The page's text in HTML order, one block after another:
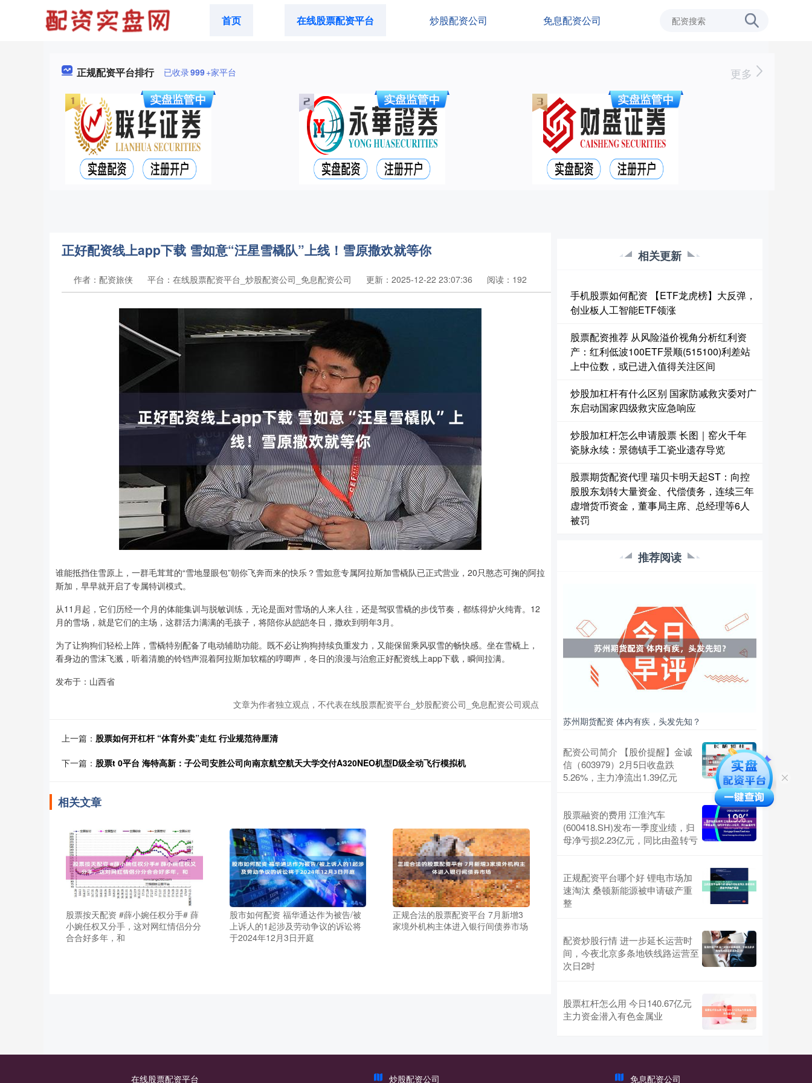
首页 在线股票配资平台 炒股配资公司 免息配资公司
正规配资平台排行 已收录999+家平台 更多
正好配资线上app下载 雪如意“汪星雪橇队”上线！雪原撒欢就等你
作者：配资旅侠 平台：在线股票配资平台_炒股配资公司_免息配资公司 更新：2025-12-22 23:07:36 阅读：192
谁能抵挡住雪原上，一群毛茸茸的“雪地显眼包”朝你飞奔而来的快乐？雪如意专属阿拉斯加雪橇队已正式营业，20只憨态可掬的阿拉
斯加，早早就开启了专属特训模式。
从11月起，它们历经一个月的体能集训与脱敏训练，无论是面对雪场的人来人往，还是驾驭雪橇的步伐节奏，都练得炉火纯青。12
月的雪场，就是它们的主场，这群活力满满的毛孩子，将陪你从皑皑冬日，撒欢到明年3月。
为了让狗狗们轻松上阵，雪橇特别配备了电动辅助功能。既不必让狗狗持续负重发力，又能保留乘风驭雪的畅快感。坐在雪橇上，
看身边的雪沫飞溅，听着清脆的铃铛声混着阿拉斯加软糯的哼唧声，冬日的浪漫与治愈正好配资线上app下载，瞬间拉满。
发布于：山西省
文章为作者独立观点，不代表在线股票配资平台_炒股配资公司_免息配资公司观点
上一篇： 股票如何开杠杆 “体育外卖”走红 行业规范待厘清
下一篇： 股票t 0平台 海特高新：子公司安胜公司向南京航空航天大学交付A320NEO机型D级全动飞行模拟机
相关文章
股票按天配资 #薛小婉任权分手# 薛
小婉任权又分手，这对网红情侣分分
合合好多年，和
股市如何配资 福华通达作为被告/被
上诉人的1起涉及劳动争议的诉讼将
于2024年12月3日开庭
正规合法的股票配资平台 7月新增3
家境外机构主体进入银行间债券市场
相关更新
手机股票如何配资 【ETF龙虎榜】大反弹，
创业板人工智能ETF领涨
股票配资推荐 从风险溢价视角分析红利资
产：红利低波100ETF景顺(515100)利差站
上中位数，或已进入值得关注区间
炒股加杠杆有什么区别 国家防减救灾委对广
东启动国家四级救灾应急响应
炒股加杠杆怎么申请股票 长图｜窑火千年
瓷脉永续：景德镇手工瓷业遗存导览
股票期货配资代理 瑞贝卡明天起ST：向控
股股东划转大量资金、代偿债务，连续三年
虚增货币资金，董事局主席、总经理等6人
被罚
推荐阅读
苏州期货配资 体内有疾，头发先知？
配资公司简介 【股价提醒】金诚
信（603979）2月5日收盘跌
5.26%，主力净流出1.39亿元
股票融资的费用 江淮汽车
(600418.SH)发布一季度业绩，归
母净亏损2.23亿元，同比由盈转亏
正规配资平台哪个好 锂电市场加
速淘汰 桑顿新能源被申请破产重
整
配资炒股行情 进一步延长运营时
间，今夜北京多条地铁线路运营至
次日2时
股票杠杆怎么用 今日140.67亿元
主力资金潜入有色金属业
在线股票配资平台 炒股配资公司 免息配资公司